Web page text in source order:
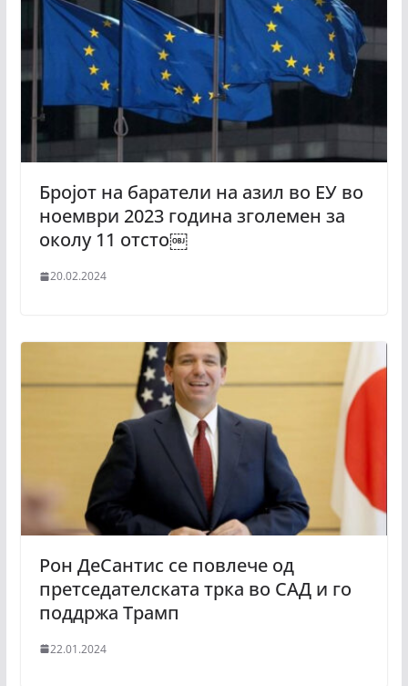
Бројот на баратели на азил во ЕУ во
ноември 2023 година зголемен за
околу 11 отсто￼
20.02.2024
Рон ДеСантис се повлече од
претседателската трка во САД и го
поддржа Трамп
22.01.2024